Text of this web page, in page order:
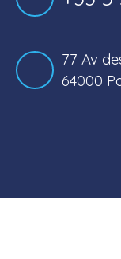
77 Av
64000